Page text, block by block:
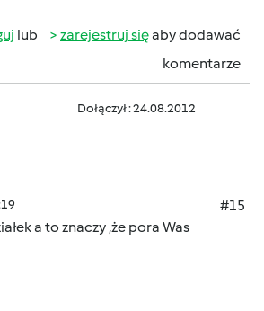
lub zarejestruj sięaby dodawać
komentarze
Dołączył : 24.08.2012
#15
a to znaczy ,że pora Was